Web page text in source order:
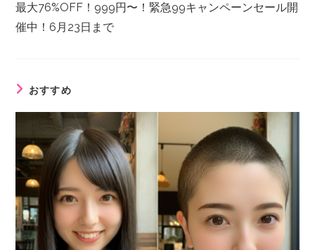
最大76%OFF！999円〜！緊急99キャンペーンセール開
催中！6月23日まで
おすすめ